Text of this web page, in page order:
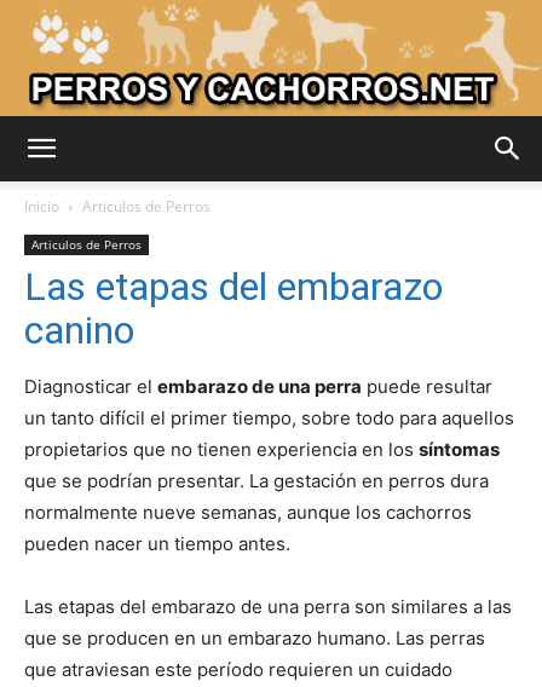
Perros
–
Razas
de
Inicio Articulos de Perros
Articulos de Perros
Las etapas del embarazo
canino
Diagnosticar el embarazo de una perra puede resultar
un tanto difícil el primer tiempo, sobre todo para aquellos
propietarios que no tienen experiencia en los síntomas
que se podrían presentar. La gestación en perros dura
normalmente nueve semanas, aunque los cachorros
pueden nacer un tiempo antes.
Las etapas del embarazo de una perra son similares a las
que se producen en un embarazo humano. Las perras
que atraviesan este período requieren un cuidado